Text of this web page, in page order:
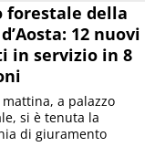
forestale della
12 nuovi
in servizio in 8
a palazzo
si è tenuta la
di giuramento